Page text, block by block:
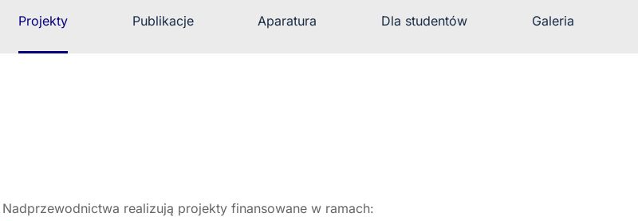
Projekty Publikacje Aparatura Dla studentów Galeria
realizują projekty finansowane w ramach: